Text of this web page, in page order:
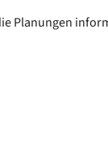
Planungen